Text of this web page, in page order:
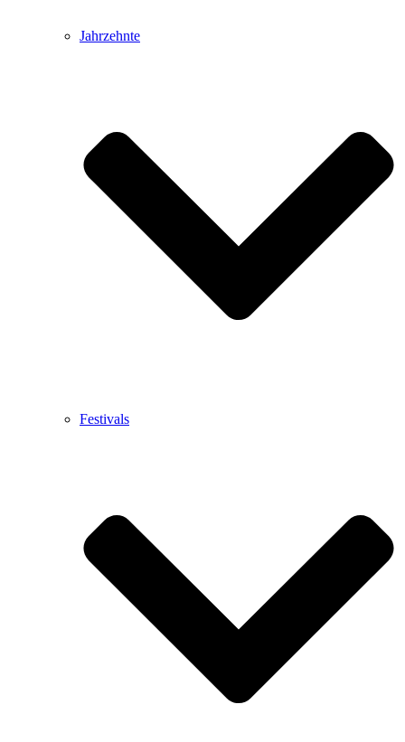
Jahrzehnte
Festivals